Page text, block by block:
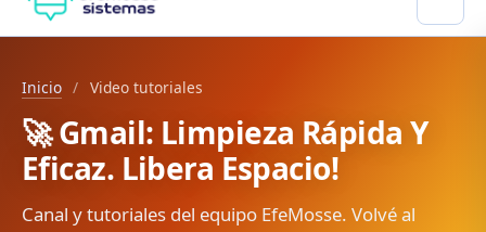
Inicio / Video tutoriales
🚀 Gmail: Limpieza Rápida Y
Eficaz. Libera Espacio!
Canal y tutoriales del equipo EfeMosse. Volvé al